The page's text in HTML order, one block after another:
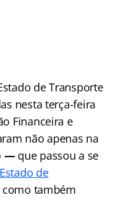
de Transporte
nesta terça-feira
Financeira e
não apenas na
—que passou a se
de
como também